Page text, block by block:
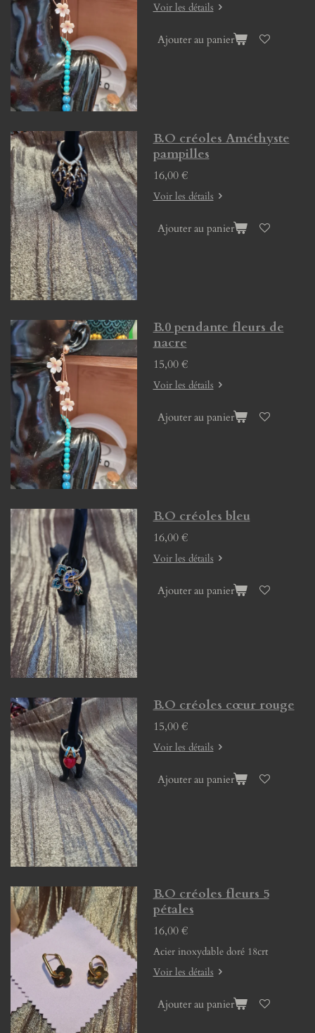
Voir les détails
Ajouter au panier
B.O créoles Améthyste
pampilles
16,00 €
Voir les détails
Ajouter au panier
B.0 pendante fleurs de
nacre
15,00 €
Voir les détails
Ajouter au panier
B.O créoles bleu
16,00 €
Voir les détails
Ajouter au panier
B.O créoles cœur rouge
15,00 €
Voir les détails
Ajouter au panier
B.O créoles fleurs 5
pétales
16,00 €
Acier inoxydable doré 18crt
Voir les détails
Ajouter au panier